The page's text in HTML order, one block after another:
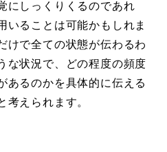
にしっくりくるのであれ
いることは可能かもしれま
けで全ての状態が伝わるわ
な状況で、どの程度の頻度
あるのかを具体的に伝える
考えられます。